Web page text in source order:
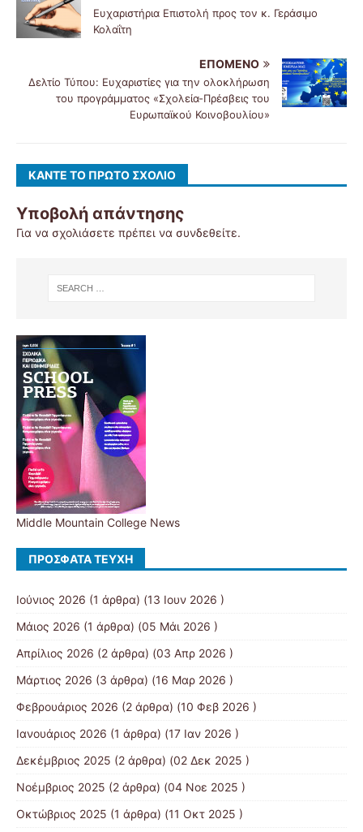
Ευχαριστήρια Επιστολή προς τον κ. Γεράσιμο
Κολαΐτη
ΕΠΌΜΕΝΟ
Δελτίο Τύπου: Ευχαριστίες για την ολοκλήρωση
του προγράμματος «Σχολεία-Πρέσβεις του
Ευρωπαϊκού Κοινοβουλίου»
ΚΆΝΤΕ ΤΟ ΠΡΏΤΟ ΣΧΌΛΙΟ
Υποβολή απάντησης
Για να σχολιάσετε πρέπει να συνδεθείτε.
Middle Mountain College News
ΠΡΌΣΦΑΤΑ ΤΕΎΧΗ
Ιούνιος 2026 (1 άρθρα) (13 Ιουν 2026 )
Μάιος 2026 (1 άρθρα) (05 Μάι 2026 )
Απρίλιος 2026 (2 άρθρα) (03 Απρ 2026 )
Μάρτιος 2026 (3 άρθρα) (16 Μαρ 2026 )
Φεβρουάριος 2026 (2 άρθρα) (10 Φεβ 2026 )
Ιανουάριος 2026 (1 άρθρα) (17 Ιαν 2026 )
Δεκέμβριος 2025 (2 άρθρα) (02 Δεκ 2025 )
Νοέμβριος 2025 (2 άρθρα) (04 Νοε 2025 )
Οκτώβριος 2025 (1 άρθρα) (11 Οκτ 2025 )